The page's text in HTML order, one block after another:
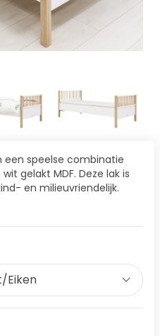
een speelse combinatie
gelakt MDF. Deze lak is
en milieuvriendelijk.
Eiken